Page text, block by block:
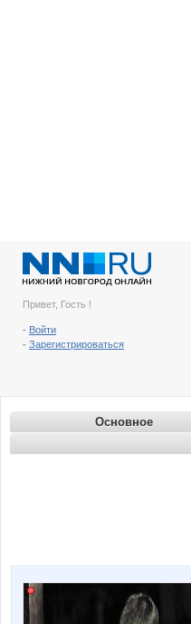
Привет, Гость !
- Войти
- Зарегистрироваться
Основное